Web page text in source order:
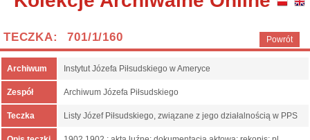
Powrót
TECZKA: 701/1/160
Archiwum Instytut Józefa Piłsudskiego w Ameryce
Zespół Archiwum Józefa Piłsudskiego
Teczka Listy Józef Piłsudskiego, związane z jego działalnością w PPS